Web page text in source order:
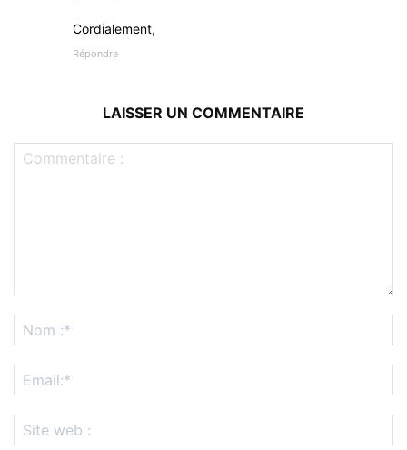
Cordialement,
Répondre
LAISSER UN COMMENTAIRE